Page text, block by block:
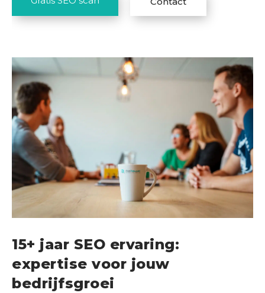
15+ jaar SEO ervaring:
expertise voor jouw
bedrijfsgroei